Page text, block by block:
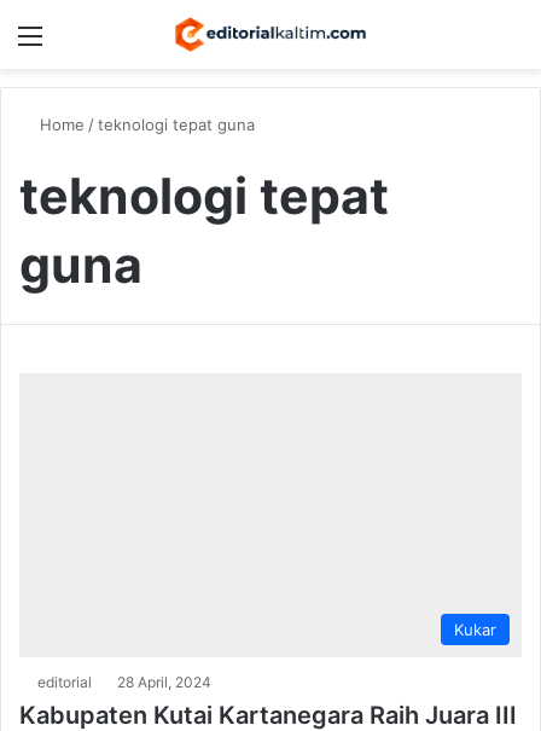
Home /teknologi tepat guna
teknologi tepat
guna
Kukar
editorial 28 April, 2024
Kabupaten Kutai Kartanegara Raih Juara III